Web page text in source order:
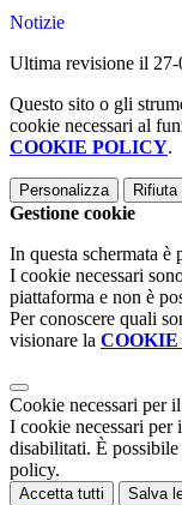
Notizie
Ultima revisione il 27-
Questo sito o gli
cookie necessari al
COOKIE POLICY.
Personalizza Rifiuta
Gestione cookie
In questa schermata è
I cookie necessari
piattaforma e non è
Per conoscere quali
visionare la
Cookie necessari per
I cookie necessari per
disabilitati. È
policy.
Accetta tutti Salva